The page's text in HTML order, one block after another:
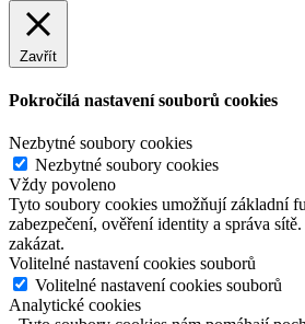
Zavřít
Pokročilá nastavení souborů cookies
Nezbytné soubory cookies
Nezbytné soubory cookies
Vždy povoleno
Tyto soubory cookies umožňují základní
zabezpečení, ověření identity a správa
zakázat.
Volitelné nastavení cookies souborů
Volitelné nastavení cookies souborů
Analytické cookies